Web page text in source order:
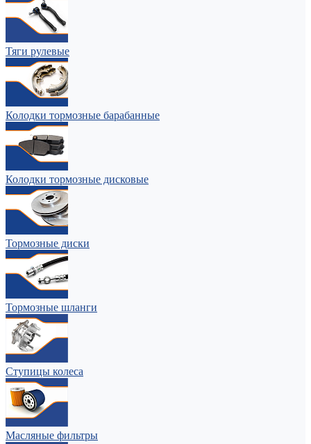
Тяги рулевые
Колодки тормозные барабанные
Колодки тормозные дисковые
Тормозные диски
Тормозные шланги
Ступицы колеса
Масляные фильтры